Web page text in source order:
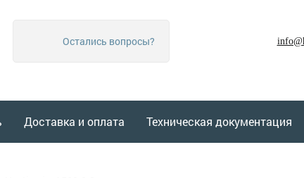
Остались вопросы?
Доставка и оплата Техническая документация